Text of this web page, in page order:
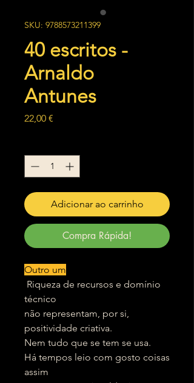
SKU: 9788573211399
40 escritos -
Arnaldo
Antunes
22,00 €
Adicionar ao carrinho
Compra Rápida!
Outro um
Riqueza de recursos e domínio
técnico
não representam, por si,
positividade criativa.
Nem tudo que se tem se usa.
Há tempos leio com gosto coisas
assim